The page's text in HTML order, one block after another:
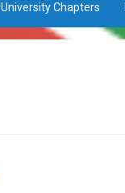
University Chapters